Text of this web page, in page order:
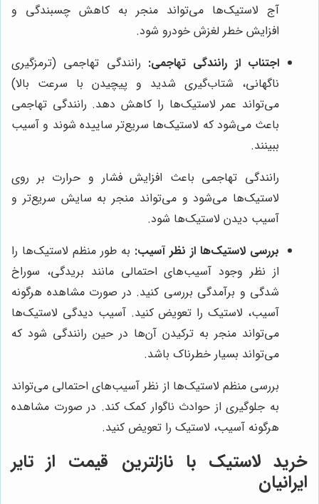
آج لاستیک‌ها می‌تواند منجر به کاهش چسبندگی و
افزایش خطر لغزش خودرو شود.
اجتناب از رانندگی تهاجمی: رانندگی تهاجمی (ترمزگیری
ناگهانی، شتاب‌گیری شدید و پیچیدن با سرعت بالا)
می‌تواند عمر لاستیک‌ها را کاهش دهد. رانندگی تهاجمی
باعث می‌شود که لاستیک‌ها سریع‌تر ساییده شوند و آسیب
ببینند.
رانندگی تهاجمی باعث افزایش فشار و حرارت بر روی
لاستیک‌ها می‌شود و می‌تواند منجر به سایش سریع‌تر و
آسیب دیدن لاستیک‌ها شود.
بررسی لاستیک‌ها از نظر آسیب: به طور منظم لاستیک‌ها را
از نظر وجود آسیب‌های احتمالی مانند بریدگی، سوراخ
شدگی و برآمدگی بررسی کنید. در صورت مشاهده هرگونه
آسیب، لاستیک را تعویض کنید. آسیب دیدگی لاستیک‌ها
می‌تواند منجر به ترکیدن آن‌ها در حین رانندگی شود که
می‌تواند بسیار خطرناک باشد.
بررسی منظم لاستیک‌ها از نظر آسیب‌های احتمالی می‌تواند
به جلوگیری از حوادث ناگوار کمک کند. در صورت مشاهده
هرگونه آسیب، لاستیک را تعویض کنید.
خرید لاستیک با نازلترین قیمت از تایر
ایرانیان